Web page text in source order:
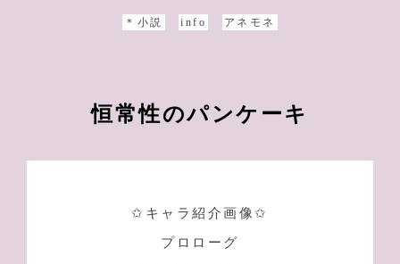
＊小説 info アネモネ
恒常性のパンケーキ
✩キャラ紹介画像✩
プロローグ